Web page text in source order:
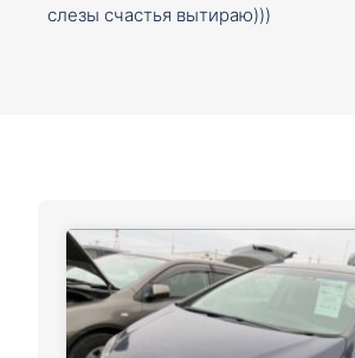
слезы счастья вытираю)))